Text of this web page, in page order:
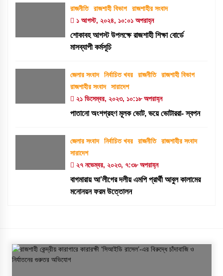
রাজনীতি রাজশাহী বিভাগ
রাজশাহীর সংবাদ
১ আগস্ট, ২০২৪, ১০:০১ অপরাহ্ন
শোকাবহ আগস্ট উপলক্ষে রাজশাহী শিক্ষা বোর্ডে
মাসব্যাপী কর্মসূচি
জেলার সংবাদ নির্বাচিত খবর রাজনীতি
রাজশাহী বিভাগ
রাজশাহীর সংবাদ
সারাদেশ
২১ ডিসেম্বর, ২০২৩, ১০:১৮ অপরাহ্ন
পাতানো অংশগ্রহণ মূলক ভোট, ভয়ে ভোটাররা- স্বপন
জেলার সংবাদ নির্বাচিত খবর রাজনীতি
রাজশাহীর সংবাদ
সারাদেশ
২৭ নভেম্বর, ২০২৩, ৭:৩৮ অপরাহ্ন
বাগমারায় আ’লীগের দলীয় এমপি প্রার্থী আবুল কালামের
মনোনয়ন ফরম উত্তোলন